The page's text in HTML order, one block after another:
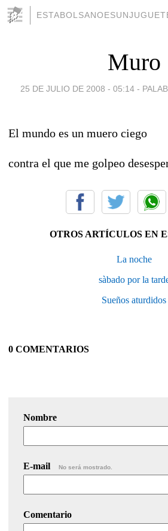
Muro
25 DE JULIO DE 2008 - 05:14 -
El mundo es un muero ciego
contra el que me golpeo
OTROS ARTÍCULOS EN
La noche
sàbado por la
Sueños aturdidos
0 COMENTARIOS
Nombre
E-mail No será mostrado.
Comentario